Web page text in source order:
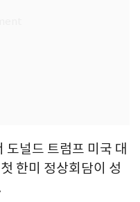
널드 트럼프 미국 대
한미 정상회담이 성